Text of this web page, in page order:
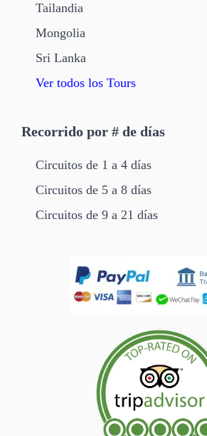
Tailandia
Mongolia
Sri Lanka
Ver todos los Tours
Recorrido por # de días
Circuitos de 1 a 4 días
Circuitos de 5 a 8 días
Circuitos de 9 a 21 días